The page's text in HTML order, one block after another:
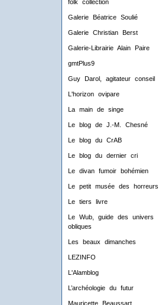
folk collection
Galerie Béatrice Soulié
Galerie Christian Berst
Galerie-Librairie Alain Paire
gmtPlus9
Guy Darol, agitateur conseil
L'horizon ovipare
La main de singe
Le blog de J.-M. Chesné
Le blog du CrAB
Le blog du dernier cri
Le divan fumoir bohémien
Le petit musée des horreurs
Le tiers livre
Le Wub, guide des univers
obliques
Les beaux dimanches
LEZINFO
L'Alamblog
L’archéologie du futur
Mauricette Beaussart